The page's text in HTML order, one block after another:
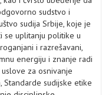
sudstvo i
sudija Srbije, koje je
se uplitanju politike u
i razrešavani,
energiju i znanje radi
za osnivanje
Standarde sudijske etike